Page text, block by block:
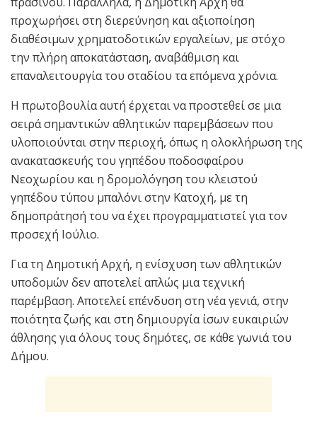
προχωρήσει στη διερεύνηση και αξιοποίηση
διαθέσιμων χρηματοδοτικών εργαλείων, με στόχο
την πλήρη αποκατάσταση, αναβάθμιση και
επαναλειτουργία του σταδίου τα επόμενα χρόνια.
Η πρωτοβουλία αυτή έρχεται να προστεθεί σε μια
σειρά σημαντικών αθλητικών παρεμβάσεων που
υλοποιούνται στην περιοχή, όπως η ολοκλήρωση της
ανακατασκευής του γηπέδου ποδοσφαίρου
Νεοχωρίου και η δρομολόγηση του κλειστού
γηπέδου τύπου μπαλόνι στην Κατοχή, με τη
δημοπράτησή του να έχει προγραμματιστεί για τον
προσεχή Ιούλιο.
Για τη Δημοτική Αρχή, η ενίσχυση των αθλητικών
υποδομών δεν αποτελεί απλώς μια τεχνική
παρέμβαση. Αποτελεί επένδυση στη νέα γενιά, στην
ποιότητα ζωής και στη δημιουργία ίσων ευκαιριών
άθλησης για όλους τους δημότες, σε κάθε γωνιά του
Δήμου.